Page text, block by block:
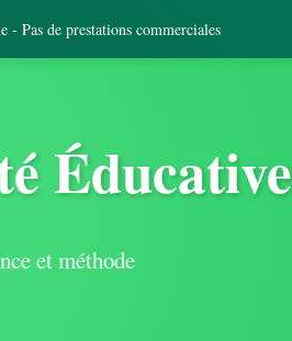
Pas de prestations commerciales
Éducative
et méthode